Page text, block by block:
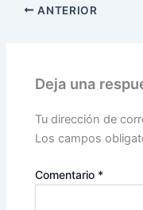
ANTERIOR
Deja una
Tu dirección de
Los campos
Comentario *